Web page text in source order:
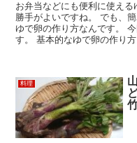
お弁当などにも便利に使え
勝手がよいですね。 でも、
ゆで卵の作り方なんです。
す。 基本的なゆで卵の作り
料理